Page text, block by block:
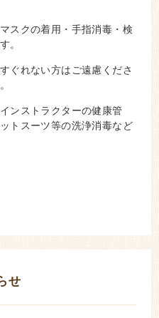
スクの着用・手指消毒・検
。
ぐれない方はご遠慮くださ
ンストラクターの健康管
トスーツ等の洗浄消毒など
せ